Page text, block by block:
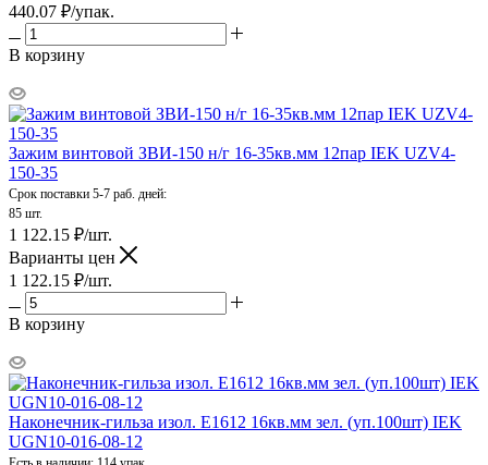
440.07 ₽/упак.
В корзину
Зажим винтовой ЗВИ-150 н/г 16-35кв.мм 12пар IEK UZV4-
150-35
Срок поставки 5-7 раб. дней:
85 шт.
1 122.15 ₽/шт.
Варианты цен
1 122.15 ₽/шт.
В корзину
Наконечник-гильза изол. Е1612 16кв.мм зел. (уп.100шт) IEK
UGN10-016-08-12